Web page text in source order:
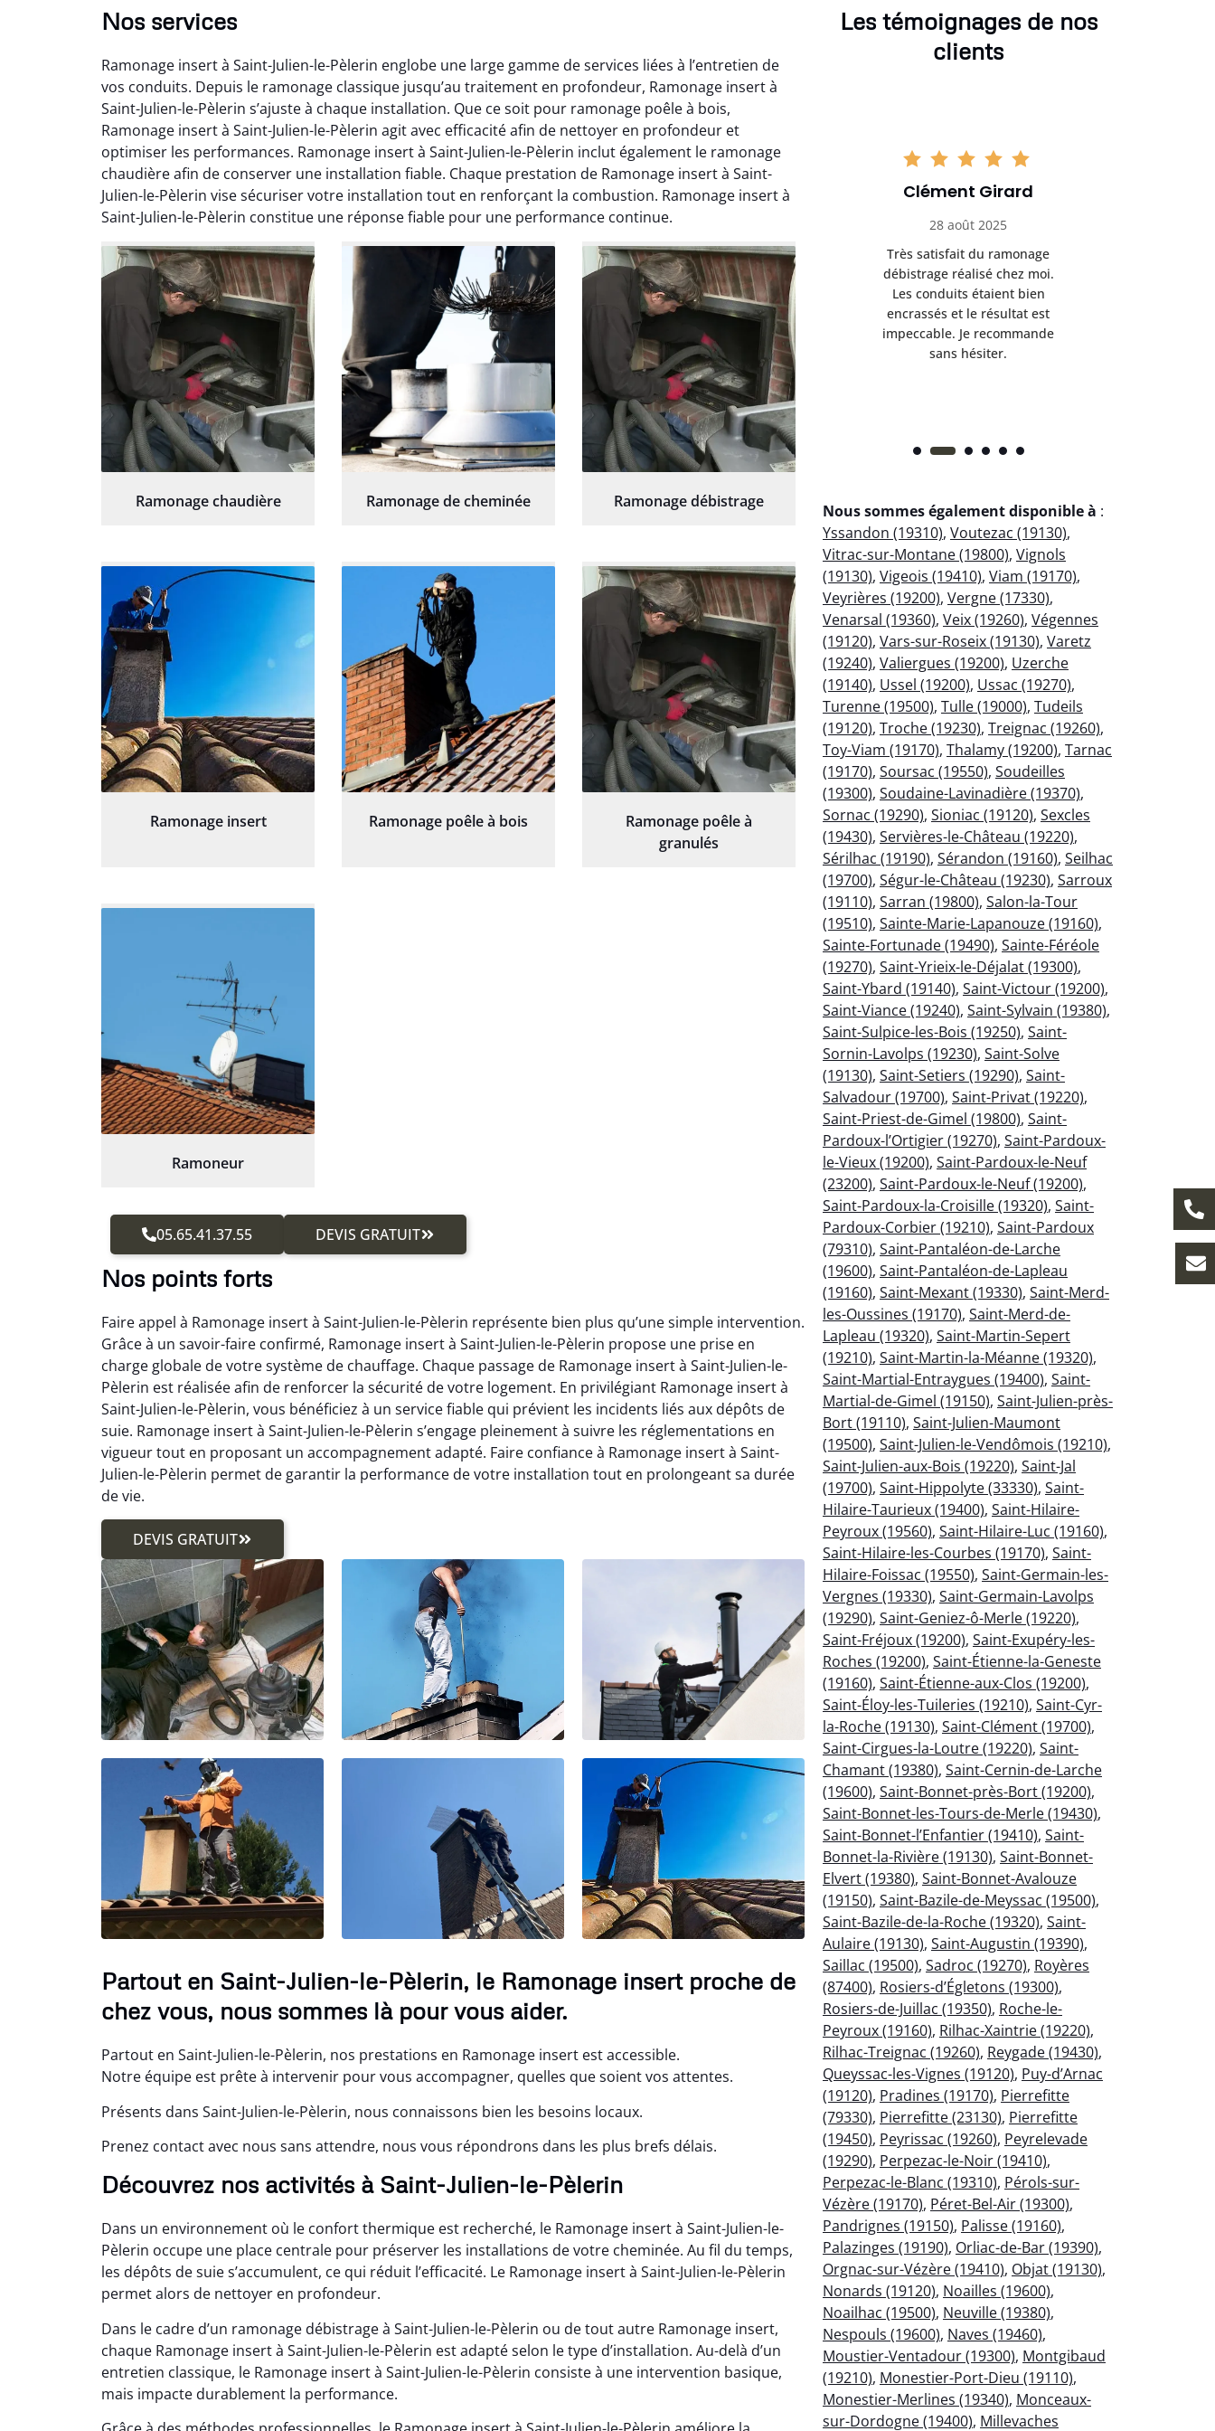
Nos services
Ramonage insert à Saint-Julien-le-Pèlerin englobe une large gamme de services liées à l’entretien de
vos conduits. Depuis le ramonage classique jusqu’au traitement en profondeur, Ramonage insert à
Saint-Julien-le-Pèlerin s’ajuste à chaque installation. Que ce soit pour ramonage poêle à bois,
Ramonage insert à Saint-Julien-le-Pèlerin agit avec efficacité afin de nettoyer en profondeur et
optimiser les performances. Ramonage insert à Saint-Julien-le-Pèlerin inclut également le ramonage
chaudière afin de conserver une installation fiable. Chaque prestation de Ramonage insert à Saint-
Julien-le-Pèlerin vise sécuriser votre installation tout en renforçant la combustion. Ramonage insert à
Saint-Julien-le-Pèlerin constitue une réponse fiable pour une performance continue.
Ramonage chaudière Ramonage de cheminée Ramonage débistrage
Ramonage insert Ramonage poêle à bois
Ramonage poêle à
granulés
Ramoneur
05.65.41.37.55 DEVIS GRATUIT
Nos points forts
Faire appel à Ramonage insert à Saint-Julien-le-Pèlerin représente bien plus qu’une simple intervention.
Grâce à un savoir-faire confirmé, Ramonage insert à Saint-Julien-le-Pèlerin propose une prise en
charge globale de votre système de chauffage. Chaque passage de Ramonage insert à Saint-Julien-le-
Pèlerin est réalisée afin de renforcer la sécurité de votre logement. En privilégiant Ramonage insert à
Saint-Julien-le-Pèlerin, vous bénéficiez à un service fiable qui prévient les incidents liés aux dépôts de
suie. Ramonage insert à Saint-Julien-le-Pèlerin s’engage pleinement à suivre les réglementations en
vigueur tout en proposant un accompagnement adapté. Faire confiance à Ramonage insert à Saint-
Julien-le-Pèlerin permet de garantir la performance de votre installation tout en prolongeant sa durée
de vie.
DEVIS GRATUIT
Partout en Saint-Julien-le-Pèlerin, le Ramonage insert proche de
chez vous, nous sommes là pour vous aider.
Partout en Saint-Julien-le-Pèlerin, nos prestations en Ramonage insert est accessible.
Notre équipe est prête à intervenir pour vous accompagner, quelles que soient vos attentes.
Présents dans Saint-Julien-le-Pèlerin, nous connaissons bien les besoins locaux.
Prenez contact avec nous sans attendre, nous vous répondrons dans les plus brefs délais.
Découvrez nos activités à Saint-Julien-le-Pèlerin
Dans un environnement où le confort thermique est recherché, le Ramonage insert à Saint-Julien-le-
Pèlerin occupe une place centrale pour préserver les installations de votre cheminée. Au fil du temps,
les dépôts de suie s’accumulent, ce qui réduit l’efficacité. Le Ramonage insert à Saint-Julien-le-Pèlerin
permet alors de nettoyer en profondeur.
Dans le cadre d’un ramonage débistrage à Saint-Julien-le-Pèlerin ou de tout autre Ramonage insert,
chaque Ramonage insert à Saint-Julien-le-Pèlerin est adapté selon le type d’installation. Au-delà d’un
entretien classique, le Ramonage insert à Saint-Julien-le-Pèlerin consiste à une intervention basique,
mais impacte durablement la performance.
Les témoignages de nos
clients
Nicolas Perrin
22 janvier 2026
Intervention rapide et très
propre pour le ramonage
débistrage. On sent tout de
suite la différence au niveau
du tirage. Très satisfait.
Yannick Morel
12 juillet 2025
Intervention très efficace
pour le ramonage débistrage
de ma cheminée. Le tirage
est nettement meilleur et
plus aucune odeur. Travail
propre et rapide.
Clément Girard
28 août 2025
Très satisfait du ramonage
débistrage réalisé chez moi.
Les conduits étaient bien
encrassés et le résultat est
impeccable. Je recommande
sans hésiter.
Nous sommes également disponible à :
Yssandon (19310), Voutezac (19130),
Vitrac-sur-Montane (19800), Vignols
(19130), Vigeois (19410), Viam (19170),
Veyrières (19200), Vergne (17330),
Venarsal (19360), Veix (19260), Végennes
(19120), Vars-sur-Roseix (19130), Varetz
(19240), Valiergues (19200), Uzerche
(19140), Ussel (19200), Ussac (19270),
Turenne (19500), Tulle (19000), Tudeils
(19120), Troche (19230), Treignac (19260),
Toy-Viam (19170), Thalamy (19200), Tarnac
(19170), Soursac (19550), Soudeilles
(19300), Soudaine-Lavinadière (19370),
Sornac (19290), Sioniac (19120), Sexcles
(19430), Servières-le-Château (19220),
Sérilhac (19190), Sérandon (19160), Seilhac
(19700), Ségur-le-Château (19230), Sarroux
(19110), Sarran (19800), Salon-la-Tour
(19510), Sainte-Marie-Lapanouze (19160),
Sainte-Fortunade (19490), Sainte-Féréole
(19270), Saint-Yrieix-le-Déjalat (19300),
Saint-Ybard (19140), Saint-Victour (19200),
Saint-Viance (19240), Saint-Sylvain (19380),
Saint-Sulpice-les-Bois (19250), Saint-
Sornin-Lavolps (19230), Saint-Solve
(19130), Saint-Setiers (19290), Saint-
Salvadour (19700), Saint-Privat (19220),
Saint-Priest-de-Gimel (19800), Saint-
Pardoux-l’Ortigier (19270), Saint-Pardoux-
le-Vieux (19200), Saint-Pardoux-le-Neuf
(23200), Saint-Pardoux-le-Neuf (19200),
Saint-Pardoux-la-Croisille (19320), Saint-
Pardoux-Corbier (19210), Saint-Pardoux
(79310), Saint-Pantaléon-de-Larche
(19600), Saint-Pantaléon-de-Lapleau
(19160), Saint-Mexant (19330), Saint-Merd-
les-Oussines (19170), Saint-Merd-de-
Lapleau (19320), Saint-Martin-Sepert
(19210), Saint-Martin-la-Méanne (19320),
Saint-Martial-Entraygues (19400), Saint-
Martial-de-Gimel (19150), Saint-Julien-près-
Bort (19110), Saint-Julien-Maumont
(19500), Saint-Julien-le-Vendômois (19210),
Saint-Julien-aux-Bois (19220), Saint-Jal
(19700), Saint-Hippolyte (33330), Saint-
Hilaire-Taurieux (19400), Saint-Hilaire-
Peyroux (19560), Saint-Hilaire-Luc (19160),
Saint-Hilaire-les-Courbes (19170), Saint-
Hilaire-Foissac (19550), Saint-Germain-les-
Vergnes (19330), Saint-Germain-Lavolps
(19290), Saint-Geniez-ô-Merle (19220),
Saint-Fréjoux (19200), Saint-Exupéry-les-
Roches (19200), Saint-Étienne-la-Geneste
(19160), Saint-Étienne-aux-Clos (19200),
Saint-Éloy-les-Tuileries (19210), Saint-Cyr-
la-Roche (19130), Saint-Clément (19700),
Saint-Cirgues-la-Loutre (19220), Saint-
Chamant (19380), Saint-Cernin-de-Larche
(19600), Saint-Bonnet-près-Bort (19200),
Saint-Bonnet-les-Tours-de-Merle (19430),
Saint-Bonnet-l’Enfantier (19410), Saint-
Bonnet-la-Rivière (19130), Saint-Bonnet-
Elvert (19380), Saint-Bonnet-Avalouze
(19150), Saint-Bazile-de-Meyssac (19500),
Saint-Bazile-de-la-Roche (19320), Saint-
Aulaire (19130), Saint-Augustin (19390),
Saillac (19500), Sadroc (19270), Royères
(87400), Rosiers-d’Égletons (19300),
Rosiers-de-Juillac (19350), Roche-le-
Peyroux (19160), Rilhac-Xaintrie (19220),
Rilhac-Treignac (19260), Reygade (19430),
Queyssac-les-Vignes (19120), Puy-d’Arnac
(19120), Pradines (19170), Pierrefitte
(79330), Pierrefitte (23130), Pierrefitte
(19450), Peyrissac (19260), Peyrelevade
(19290), Perpezac-le-Noir (19410),
Perpezac-le-Blanc (19310), Pérols-sur-
Vézère (19170), Péret-Bel-Air (19300),
Pandrignes (19150), Palisse (19160),
Palazinges (19190), Orliac-de-Bar (19390),
Orgnac-sur-Vézère (19410), Objat (19130),
Nonards (19120), Noailles (19600),
Noailhac (19500), Neuville (19380),
Nespouls (19600), Naves (19460),
Moustier-Ventadour (19300), Montgibaud
(19210), Monestier-Port-Dieu (19110),
Monestier-Merlines (19340), Monceaux-
sur-Dordogne (19400), Millevaches